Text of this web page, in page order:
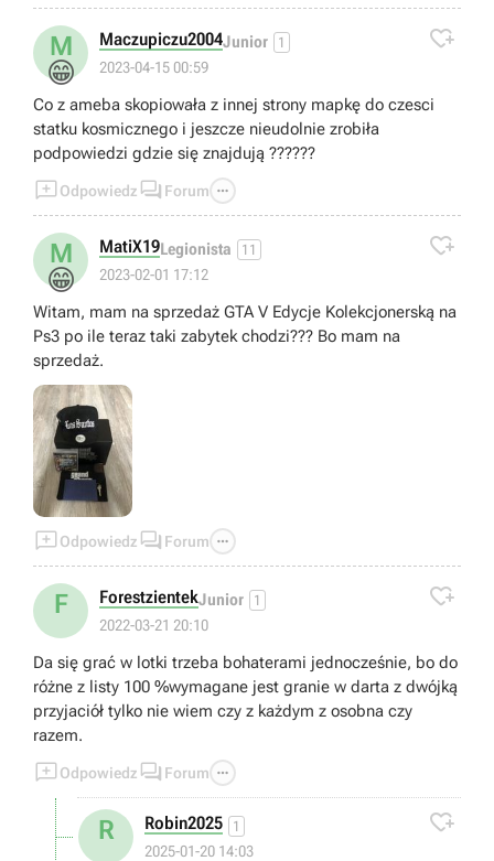
M
😁
Maczupiczu2004Junior 1
2023-04-15 00:59

Co z ameba skopiowała z innej strony mapkę do czesci
statku kosmicznego i jeszcze nieudolnie zrobiła
podpowiedzi gdzie się znajdują ??????
Odpowiedz  Forum 
M
😁
MatiX19Legionista 11
2023-02-01 17:12

Witam, mam na sprzedaż GTA V Edycje Kolekcjonerską na
Ps3 po ile teraz taki zabytek chodzi??? Bo mam na
sprzedaż.
Odpowiedz  Forum 
F ForestzientekJunior 1
2022-03-21 20:10

Da się grać w lotki trzeba bohaterami jednocześnie, bo do
różne z listy 100 %wymagane jest granie w darta z dwójką
przyjaciół tylko nie wiem czy z każdym z osobna czy
razem.
Odpowiedz  Forum 
R Robin2025 1
2025-01-20 14:03
